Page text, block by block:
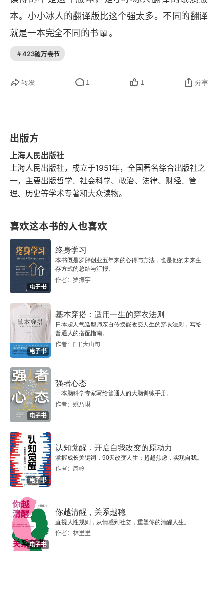
第五章 达达尼尔计划的诞生
第六章 功亏一篑的加利波利登陆
第七章 毒气弥漫的伊普尔
第八章 不必要的卢斯会战
第十一章 索姆河攻势
第十二章 多灾多难的坦克发展
第十四章 攻占巴格达
第十五章 日德兰海战
第七篇 1917年——战局紧绷
第十六章 打打停停的阿拉斯攻势
第十七章 梅西讷之战
第十八章 通往巴斯青达之路
第十九章 坦克奇袭康布雷
第二十章 卡波雷托之战
第八篇 1918年——胜利的曙光
第二十一章 最初的突破
第二十二章 弗兰德斯地区的突破
第二十三章 突破马恩河
第二十四章 第二次马恩河之战
本。小小冰人的翻译版比这个强太多。不同的翻译
就是一本完全不同的书📖。
# 423破万卷节
转发 1 1 分享
出版方
上海人民出版社
上海人民出版社，成立于1951年，全国著名综合出版社之
一，主要出版哲学、社会科学、政治、法律、财经、管
理、历史等学术专著和大众读物。
喜欢这本书的人也喜欢
电子书
终身学习
本书既是罗胖创业五年来的心得与方法，也是他的未来生
存方式的总结与汇报。
作者：罗振宇
电子书
基本穿搭：适用一生的穿衣法则
日本超人气造型师亲自传授能改变人生的穿衣法则，写给
普通人的搭配指南。
作者：[日]大山旬
电子书
强者心态
一本脑科学专家写给普通人的大脑训练手册。
作者：姚乃琳
电子书
认知觉醒：开启自我改变的原动力
掌握成长关键词，90天改变人生：超越焦虑，实现自我。
作者：周岭
电子书
你越清醒，关系越稳
直视人性规则，从情感到社交，重塑你的清醒人生。
作者：林里里